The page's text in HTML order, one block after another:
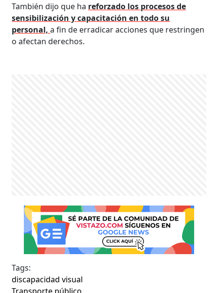
También dijo que ha reforzado los procesos de
sensibilización y capacitación en todo su
personal,a fin de erradicar acciones que restringen
o afectan derechos.
Tags:
discapacidad visual